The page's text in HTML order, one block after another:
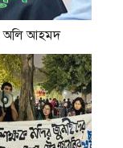
অলি আহমদ